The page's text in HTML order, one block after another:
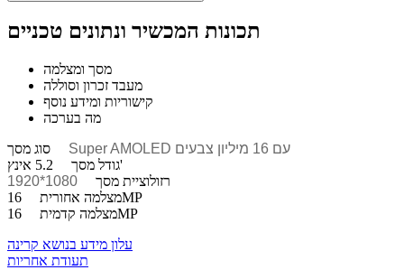
תכונות המכשיר ונתונים טכניים
מסך ומצלמה
מעבד זכרון וסוללה
קישוריות ומידע נוסף
מה בערכה
סוג מסך
גודל מסך5.2 אינץ'
רזולוציית מסך
1080*1920
מצלמה אחורית16MP
מצלמה קדמית16MP
עלון מידע בנושא קרינה
תעודת אחריות